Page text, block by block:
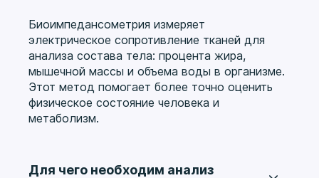
Биоимпедансометрия измеряет
электрическое сопротивление тканей для
анализа состава тела: процента жира,
мышечной массы и объема воды в организме.
Этот метод помогает более точно оценить
физическое состояние человека и
метаболизм.
Для чего необходим анализ